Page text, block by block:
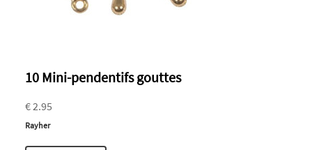
10 Mini-pendentifs gouttes
€ 2.95
Rayher